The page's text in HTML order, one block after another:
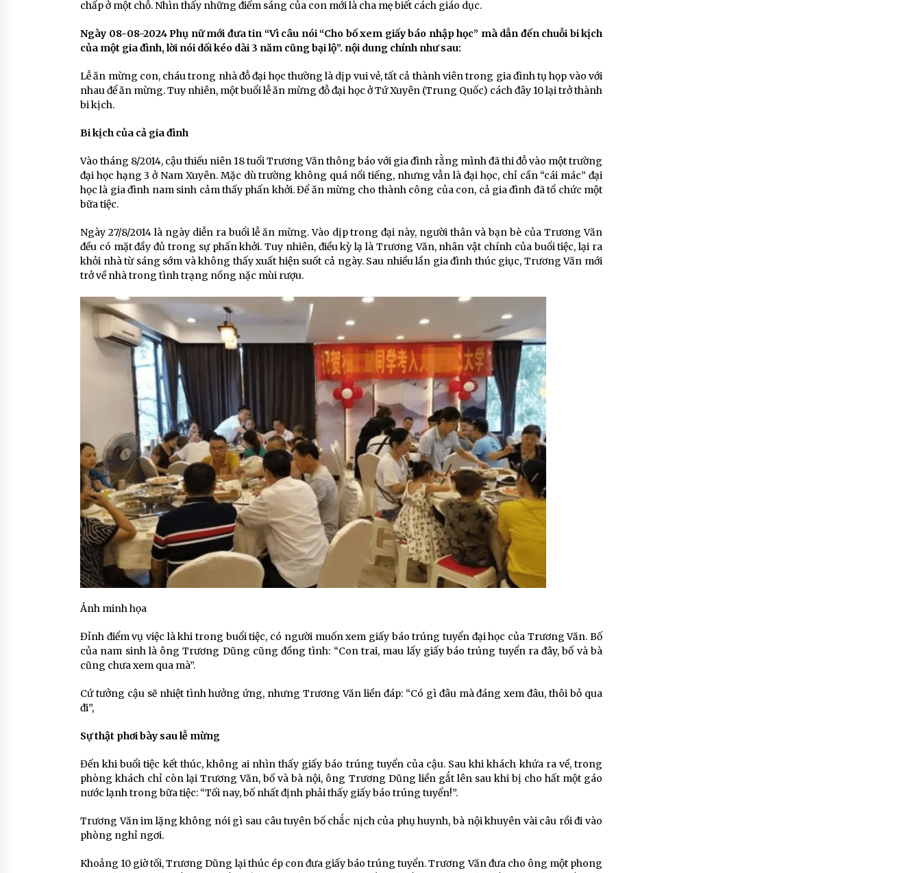
chấp ở một chỗ. Nhìn thấy những điểm sáng của con mới là cha mẹ biết cách giáo dục.
Ngày 08-08-2024 Phụ nữ mới đưa tin “Vì câu nói “Cho bố xem giấy báo nhập học” mà dẫn đến chuỗi bi kịch
của một gia đình, lời nói dối kéo dài 3 năm cũng bại lộ”. nội dung chính như sau:
Lễ ăn mừng con, cháu trong nhà đỗ đại học thường là dịp vui vẻ, tất cả thành viên trong gia đình tụ họp vào với
nhau để ăn mừng. Tuy nhiên, một buổi lễ ăn mừng đỗ đại học ở Tứ Xuyên (Trung Quốc) cách đây 10 lại trở thành
bi kịch.
Bi kịch của cả gia đình
Vào tháng 8/2014, cậu thiếu niên 18 tuổi Trương Văn thông báo với gia đình rằng mình đã thi đỗ vào một trường
đại học hạng 3 ở Nam Xuyên. Mặc dù trường không quá nổi tiếng, nhưng vẫn là đại học, chỉ cần “cái mác” đại
học là gia đình nam sinh cảm thấy phấn khởi. Để ăn mừng cho thành công của con, cả gia đình đã tổ chức một
bữa tiệc.
Ngày 27/8/2014 là ngày diễn ra buổi lễ ăn mừng. Vào dịp trong đại này, người thân và bạn bè của Trương Văn
đều có mặt đầy đủ trong sự phấn khởi. Tuy nhiên, điều kỳ lạ là Trương Văn, nhân vật chính của buổi tiệc, lại ra
khỏi nhà từ sáng sớm và không thấy xuất hiện suốt cả ngày. Sau nhiều lần gia đình thúc giục, Trương Văn mới
trở về nhà trong tình trạng nồng nặc mùi rượu.
Ảnh minh họa
Đỉnh điểm vụ việc là khi trong buổi tiệc, có người muốn xem giấy báo trúng tuyển đại học của Trương Văn. Bố
của nam sinh là ông Trương Dũng cũng đồng tình: “Con trai, mau lấy giấy báo trúng tuyển ra đây, bố và bà
cũng chưa xem qua mà”.
Cứ tưởng cậu sẽ nhiệt tình hưởng ứng, nhưng Trương Văn liền đáp: “Có gì đâu mà đáng xem đâu, thôi bỏ qua
đi”,
Sự thật phơi bày sau lễ mừng
Đến khi buổi tiệc kết thúc, không ai nhìn thấy giấy báo trúng tuyển của cậu. Sau khi khách khứa ra về, trong
phòng khách chỉ còn lại Trương Văn, bố và bà nội, ông Trương Dũng liền gắt lên sau khi bị cho hất một gáo
nước lạnh trong bữa tiệc: “Tối nay, bố nhất định phải thấy giấy báo trúng tuyển!”.
Trương Văn im lặng không nói gì sau câu tuyên bố chắc nịch của phụ huynh, bà nội khuyên vài câu rồi đi vào
phòng nghỉ ngơi.
Khoảng 10 giờ tối, Trương Dũng lại thúc ép con đưa giấy báo trúng tuyển. Trương Văn đưa cho ông một phong